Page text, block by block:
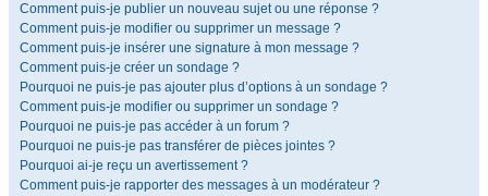
Comment puis-je publier un nouveau sujet ou une réponse ?
Comment puis-je modifier ou supprimer un message ?
Comment puis-je insérer une signature à mon message ?
Comment puis-je créer un sondage ?
Pourquoi ne puis-je pas ajouter plus d’options à un sondage ?
Comment puis-je modifier ou supprimer un sondage ?
Pourquoi ne puis-je pas accéder à un forum ?
Pourquoi ne puis-je pas transférer de pièces jointes ?
Pourquoi ai-je reçu un avertissement ?
Comment puis-je rapporter des messages à un modérateur ?